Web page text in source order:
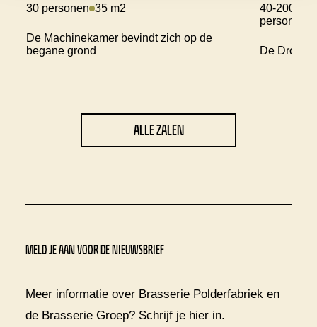
30 personen 35 m2
De Machinekamer bevindt zich op de
begane grond
40-200
personen
De
ALLE ZALEN
MELD JE AAN VOOR DE NIEUWSBRIEF
Meer informatie over Brasserie Polderfabriek en
de Brasserie Groep? Schrijf je hierin.